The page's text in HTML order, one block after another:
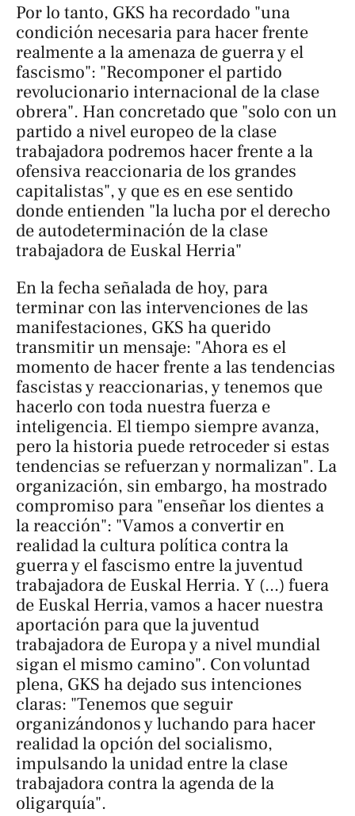
Por lo tanto, GKS ha recordado "una
condición necesaria para hacer frente
realmente a la amenaza de guerra y el
fascismo": "Recomponer el partido
revolucionario internacional de la clase
obrera". Han concretado que "solo con un
partido a nivel europeo de la clase
trabajadora podremos hacer frente a la
ofensiva reaccionaria de los grandes
capitalistas", y que es en ese sentido
donde entienden "la lucha por el derecho
de autodeterminación de la clase
trabajadora de Euskal Herria"
En la fecha señalada de hoy, para
terminar con las intervenciones de las
manifestaciones, GKS ha querido
transmitir un mensaje: "Ahora es el
momento de hacer frente a las tendencias
fascistas y reaccionarias, y tenemos que
hacerlo con toda nuestra fuerza e
inteligencia. El tiempo siempre avanza,
pero la historia puede retroceder si estas
tendencias se refuerzan y normalizan". La
organización, sin embargo, ha mostrado
compromiso para "enseñar los dientes a
la reacción": "Vamos a convertir en
realidad la cultura política contra la
guerra y el fascismo entre la juventud
trabajadora de Euskal Herria. Y (...) fuera
de Euskal Herria, vamos a hacer nuestra
aportación para que la juventud
trabajadora de Europa y a nivel mundial
sigan el mismo camino". Con voluntad
plena, GKS ha dejado sus intenciones
claras: "Tenemos que seguir
organizándonos y luchando para hacer
realidad la opción del socialismo,
impulsando la unidad entre la clase
trabajadora contra la agenda de la
oligarquía".